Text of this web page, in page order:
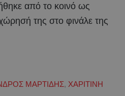
από το κοινό ως
της στο φινάλε της
ΜΑΡΤΙΔΗΣ, ΧΑΡΙΤΙΝΗ